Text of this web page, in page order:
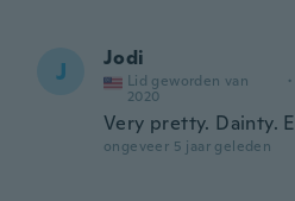
J Jodi
Lid geworden van
2020
·
Very pretty. Dainty.
ongeveer 5 jaar geleden